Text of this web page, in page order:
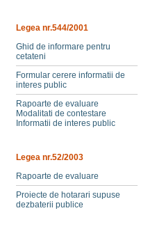
Legea nr.544/2001
Ghid de informare pentru
cetateni
Formular cerere informatii de
interes public
Rapoarte de evaluare
Modalitati de contestare
Informatii de interes public
Legea nr.52/2003
Rapoarte de evaluare
Proiecte de hotarari supuse
dezbaterii publice